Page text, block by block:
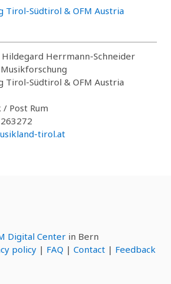
Tirol-Südtirol & OFM Austria
Hildegard Herrmann-Schneider
Tirol-Südtirol & OFM Austria
Post Rum
tirol.at
Digital Center in Bern
policy | FAQ | Contact | Feedback